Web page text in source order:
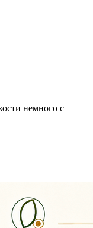
немного с